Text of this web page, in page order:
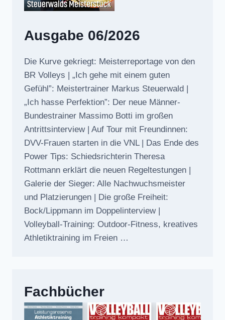
Ausgabe 06/2026
Die Kurve gekriegt: Meisterreportage von den
BR Volleys | „Ich gehe mit einem guten
Gefühl”: Meistertrainer Markus Steuerwald |
„Ich hasse Perfektion”: Der neue Männer-
Bundestrainer Massimo Botti im großen
Antrittsinterview | Auf Tour mit Freundinnen:
DVV-Frauen starten in die VNL | Das Ende des
Power Tips: Schiedsrichterin Theresa
Rottmann erklärt die neuen Regeltestungen |
Galerie der Sieger: Alle Nachwuchsmeister
und Platzierungen | Die große Freiheit:
Bock/Lippmann im Doppelinterview |
Volleyball-Training: Outdoor-Fitness, kreatives
Athletiktraining im Freien …
Fachbücher